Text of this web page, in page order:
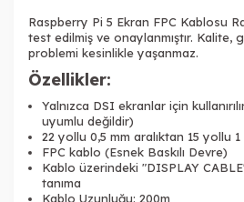
Raspberry Pi 5 Ekran FPC Kablosu
test edilmiş ve onaylanmıştır. Kalite,
problemi kesinlikle yaşanmaz.
Özellikler:
Yalnızca DSI ekranlar için
uyumlu değildir)
22 yollu 0,5 mm aralıktan 15 yollu 1
FPC kablo (Esnek Baskılı Devre)
Kablo üzerindeki "DISPLAY
tanıma
Kablo Uzunluğu: 200m